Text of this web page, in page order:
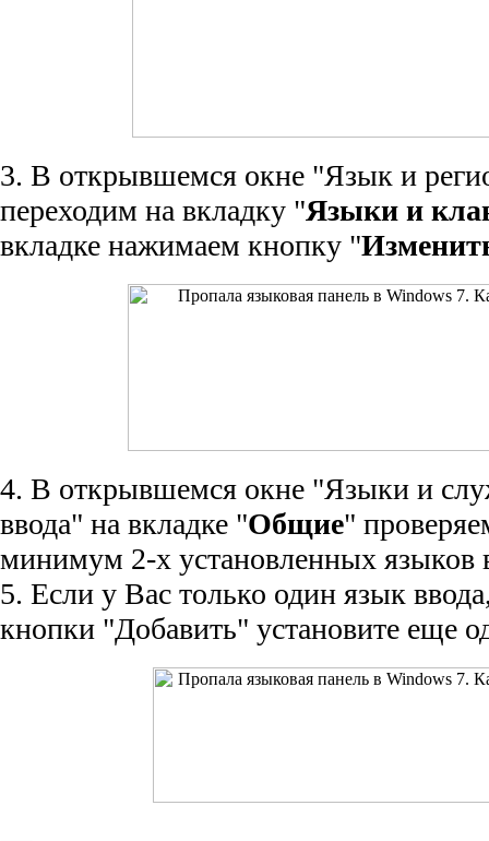
3. В открывшемся окне "Язык и
переходим на вкладку "Языки и
вкладке нажимаем кнопку "
4. В открывшемся окне "Языки и
ввода" на вкладке "Общие"
минимум 2-х установленных языков
5. Если у Вас только один язык
кнопки "Добавить" установите еще